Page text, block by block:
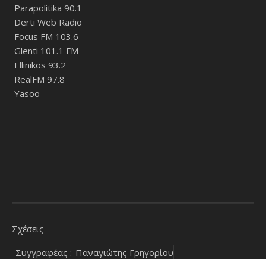
Parapolitika 90.1
Derti Web Radio
Focus FM 103.6
Glenti 101.1 FM
Ellinikos 93.2
RealFM 97.8
Yasoo
Σχέσεις
Συγγραφέας : Παναγιώτης Γρηγορίου